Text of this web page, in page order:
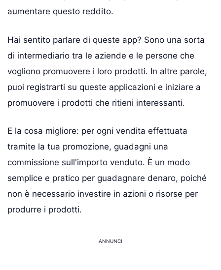
aumentare questo reddito.
Hai sentito parlare di queste app? Sono una sorta
di intermediario tra le aziende e le persone che
vogliono promuovere i loro prodotti. In altre parole,
puoi registrarti su queste applicazioni e iniziare a
promuovere i prodotti che ritieni interessanti.
E la cosa migliore: per ogni vendita effettuata
tramite la tua promozione, guadagni una
commissione sull'importo venduto. È un modo
semplice e pratico per guadagnare denaro, poiché
non è necessario investire in azioni o risorse per
produrre i prodotti.
ANNUNCI